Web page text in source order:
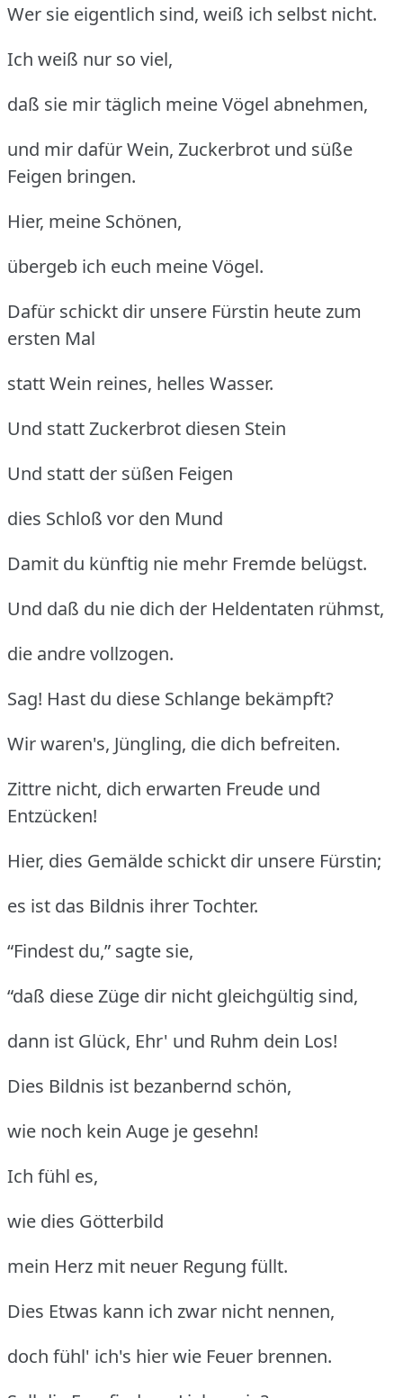
Wer sie eigentlich sind, weiß ich selbst nicht.
Ich weiß nur so viel,
daß sie mir täglich meine Vögel abnehmen,
und mir dafür Wein, Zuckerbrot und süße
Feigen bringen.
Hier, meine Schönen,
übergeb ich euch meine Vögel.
Dafür schickt dir unsere Fürstin heute zum
ersten Mal
statt Wein reines, helles Wasser.
Und statt Zuckerbrot diesen Stein
Und statt der süßen Feigen
dies Schloß vor den Mund
Damit du künftig nie mehr Fremde belügst.
Und daß du nie dich der Heldentaten rühmst,
die andre vollzogen.
Sag! Hast du diese Schlange bekämpft?
Wir waren's, Jüngling, die dich befreiten.
Zittre nicht, dich erwarten Freude und
Entzücken!
Hier, dies Gemälde schickt dir unsere Fürstin;
es ist das Bildnis ihrer Tochter.
“Findest du,” sagte sie,
“daß diese Züge dir nicht gleichgültig sind,
dann ist Glück, Ehr' und Ruhm dein Los!
Dies Bildnis ist bezanbernd schön,
wie noch kein Auge je gesehn!
Ich fühl es,
wie dies Götterbild
mein Herz mit neuer Regung füllt.
Dies Etwas kann ich zwar nicht nennen,
doch fühl' ich's hier wie Feuer brennen.